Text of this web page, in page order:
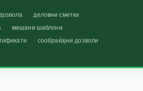
деловни сметки
мешани шаблони
сообраќајни дозволи